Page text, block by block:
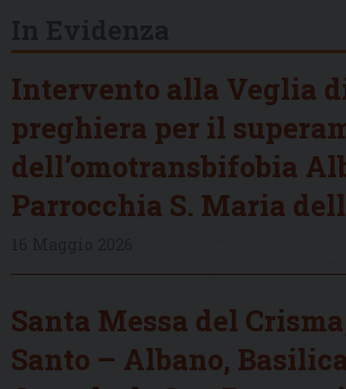
Intervento alla Veglia
preghiera per il
dell’omotransbifobia
Parrocchia S. Maria
Santa Messa del
Santo – Albano,